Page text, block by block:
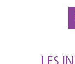
Please
LES